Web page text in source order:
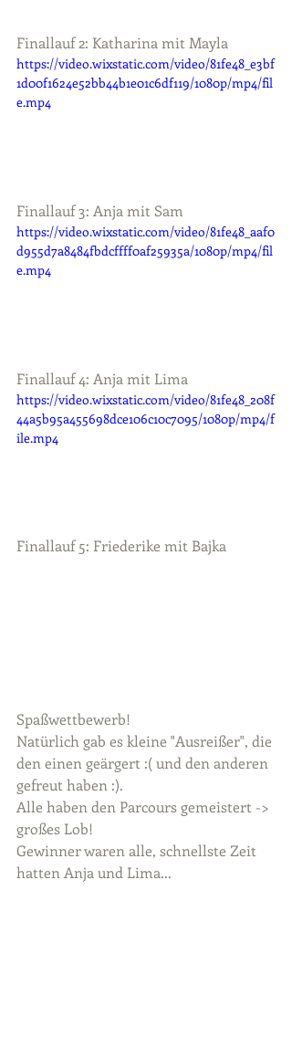
Finallauf 2: Katharina mit Mayla
https://video.wixstatic.com/video/81fe48_e3bf
1d00f1624e52bb44b1e01c6df119/1080p/mp4/fil
e.mp4
Finallauf 3: Anja mit Sam
https://video.wixstatic.com/video/81fe48_aaf0
d955d7a8484fbdcffff0af25935a/1080p/mp4/fil
e.mp4
Finallauf 4: Anja mit Lima
https://video.wixstatic.com/video/81fe48_208f
44a5b95a455698dce106c10c7095/1080p/mp4/f
ile.mp4
Finallauf 5: Friederike mit Bajka
Spaßwettbewerb!
Natürlich gab es kleine "Ausreißer", die
den einen geärgert :( und den anderen
gefreut haben :).
Alle haben den Parcours gemeistert ->
großes Lob!
Gewinner waren alle, schnellste Zeit
hatten Anja und Lima...